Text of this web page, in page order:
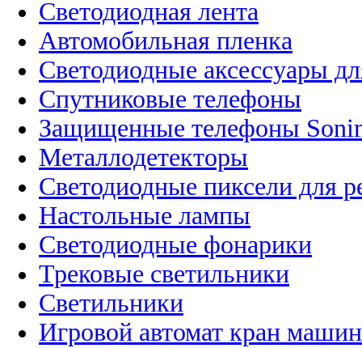
Светодиодная лента
Автомобильная пленка
Светодиодные аксессуары
Спутниковые телефоны
Защищенные телефоны
Металлодетекторы
Светодиодные пиксели для
Настольные лампы
Светодиодные фонарики
Трековые светильники
Светильники
Игровой автомат кран